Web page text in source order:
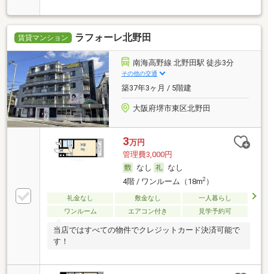
賃貸マンション ラフォーレ北野田
南海高野線 北野田駅 徒歩3分
その他の交通
築37年3ヶ月 / 5階建
大阪府堺市東区北野田
3万円
管理費3,000円
なし
なし
4階 / ワンルーム（18m2）
礼金なし 敷金なし
一人暮らし
ワンルーム
エアコン付き 見学予約可
当店ではすべての物件でクレジットカード決済可能で
す！